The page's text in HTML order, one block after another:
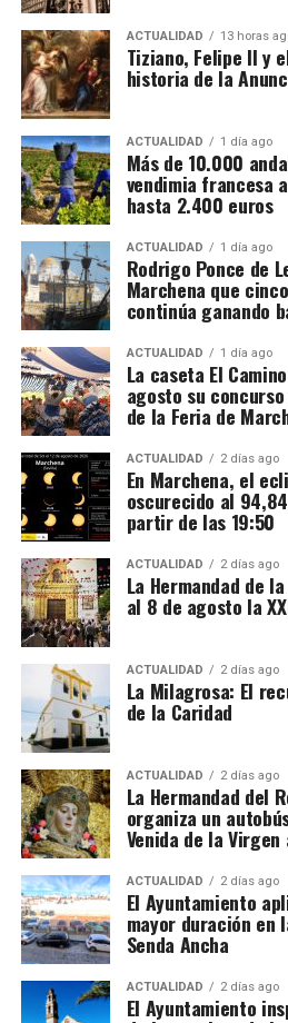
Felipe II, consciente del
la realización de susPoesías,
mitológicos que desbordaban
sofisticación.
profundamente al monarca,
Tiziano. Su dramatismo, la
intensidad emocional la
referencia obligadapara los
aquí donde entra en juego la
De Tiziano a Vasco
Vasco Pereira, un pintor
Sevilla, fue testigo del
la corte.Su Anunciación de 1576
reinterpretada de la obra del
Los contratos suelen durar
semanas. Algunos
explotaciones y permanecen
de un mes. La fecha exacta
maduración de la uva y de las
Cuánto se cobra
El salario mínimo oficial
brutos por hora. Sin embargo,
consultadas por France Travail
14,50 euros brutos,
trabajo realizado.
CCOO calcula unos ingresos de
euros netos mensuales, que
2.400 euros cuando se
o se reciben complementos.
La jornada ordinaria es de 35
horas adicionales deben
recargos:
De la hora 36 a la 43: un
El contrato también debe
por vacaciones de al menos el
Alojamiento,
transporte
No todas las explotaciones
condiciones. Algunas
comida gratuitamente, otras
una comida diaria y también
manutención ni alojamiento.
ACTUALIDAD 13 horas
Tiziano, Felipe II y
historia de la
ACTUALIDAD 1 día ago
Más de 10.000
vendimia francesa
hasta 2.400 euros
ACTUALIDAD 1 día ago
Rodrigo Ponce de
Marchena que
continúa ganando
ACTUALIDAD 1 día ago
La caseta El
agosto su
de la Feria de
ACTUALIDAD 2 días ago
En Marchena, el
oscurecido al
partir de las 19:50
ACTUALIDAD 2 días ago
La Hermandad de
al 8 de agosto la
ACTUALIDAD 2 días ago
La Milagrosa: El
de la Caridad
ACTUALIDAD 2 días ago
La Hermandad del
organiza un
Venida de la
ACTUALIDAD 2 días ago
El Ayuntamiento
mayor duración en
Senda Ancha
ACTUALIDAD 2 días ago
El Ayuntamiento